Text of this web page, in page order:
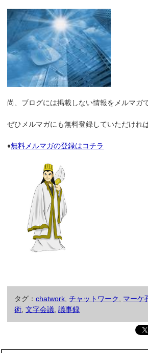
尚、ブログには掲載しない情報をメルマガ
ぜひメルマガにも無料登録していただけれ
♦無料メルマガの登録はコチラ
タグ：chatwork ,チャットワーク マーケ
術 ,文字会議 ,議事録